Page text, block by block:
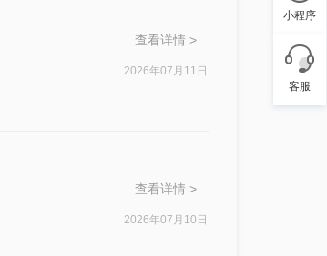
查看详情 >
2026年07月11日
查看详情 >
2026年07月10日
小程序
客服